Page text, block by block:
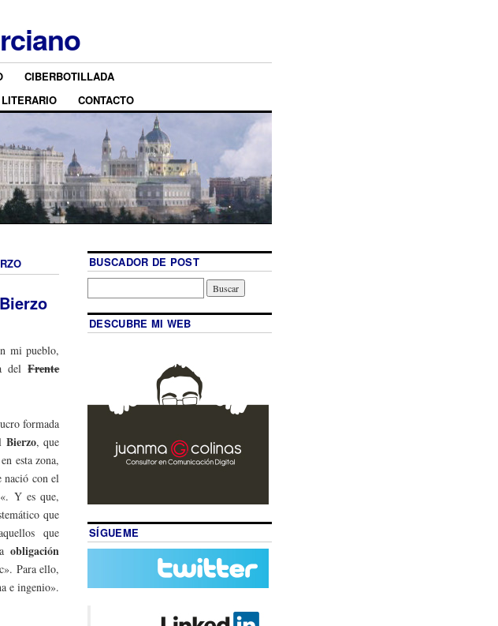
CIBERBOTILLADA
CONTACTO
mi pueblo,
delFrente
formada
Bierzo, que
esta zona,
nació con el
«. Y es que,
que
que
obligación
Para ello,
e ingenio».
BUSCADOR DE POST
DESCUBRE MI WEB
SÍGUEME